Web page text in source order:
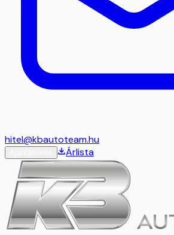
hitel@kbautoteam.hu
Árlista